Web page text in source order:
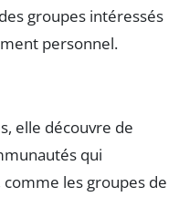
groupes intéressés
personnel.
elle découvre de
qui
les groupes de